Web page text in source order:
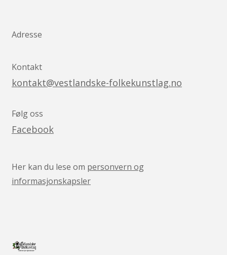
Adresse
Kontakt
kontakt@vestlandske-folkekunstlag.no
Følg oss
Facebook
Her kan du lese om personvern og
informasjonskapsler